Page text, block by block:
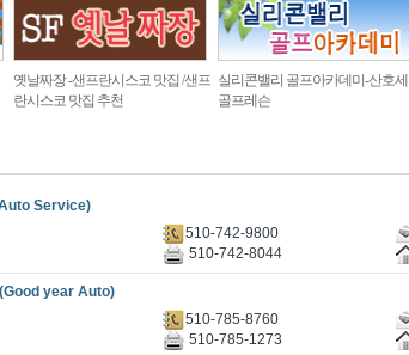
옛날짜장 -샌프란시스코 맛집 /샌프
란시스코 맛집 추천
실리콘밸리 골프아카데미-산호세
골프레슨
Service)
510-742-9800
510-742-8044
year Auto)
510-785-8760
510-785-1273